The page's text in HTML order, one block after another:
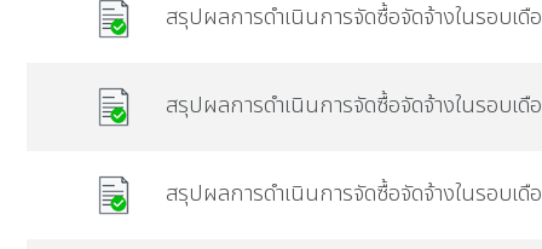
สรุปผลการดำเนินการจัดซื้อจัดจ้างในรอบเ
สรุปผลการดำเนินการจัดซื้อจัดจ้างในรอบเ
สรุปผลการดำเนินการจัดซื้อจัดจ้างในรอบ